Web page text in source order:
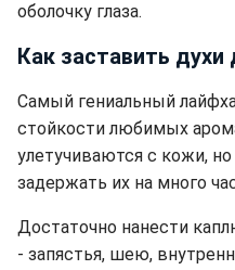
оболочку глаза.
Как заставить
Самый гениальный
стойкости любимых
улетучиваются с кожи,
задержать их на много
Достаточно нанести
- запястья, шею,